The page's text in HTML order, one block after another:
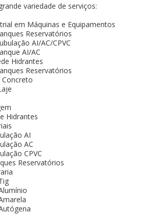
variedade de serviços:
em Máquinas e Equipamentos
Reservatórios
AI/AC/CPVC
AI/AC
Hidrantes
Reservatórios
Hidrantes
AI
AC
CPVC
Reservatórios